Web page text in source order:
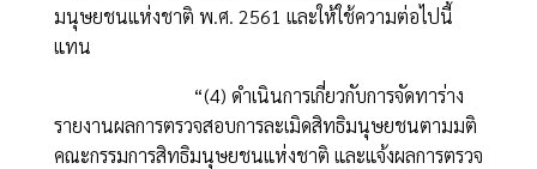
มนุษยชนแห่งชาติ พ.ศ. 2561 และให้ใช้ความต่อไปนี้
แทน
“(4) ดำเนินการเกี่ยวกับการจัดทาร่าง
รายงานผลการตรวจสอบการละเมิดสิทธิมนุษยชนตามมติ
คณะกรรมการสิทธิมนุษยชนแห่งชาติ และแจ้งผลการตรวจ